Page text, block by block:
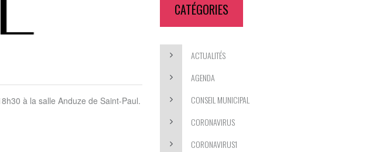
à la salle Anduze de Saint-Paul.
CATÉGORIES
ACTUALITÉS
AGENDA
CONSEIL MUNICIPAL
CORONAVIRUS
CORONAVIRUS1